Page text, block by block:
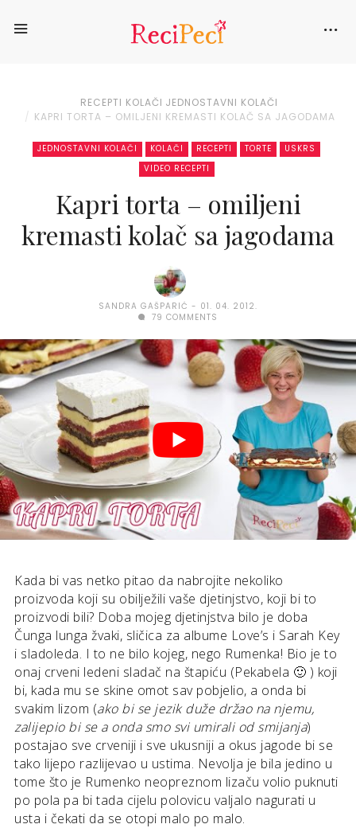
RECEPTI KOLAČI JEDNOSTAVNI KOLAČI
KAPRI TORTA – OMILJENI KREMASTI KOLAČ SA JAGODAMA
JEDNOSTAVNI KOLAČI KOLAČI RECEPTI TORTE
USKRS
VIDEO RECEPTI
Kapri torta – omiljeni
kremasti kolač sa jagodama
SANDRA GAŠPARIĆ
01. 04. 2012.
79 COMMENTS
Kada bi vas netko pitao da nabrojite nekoliko
proizvoda koji su obilježili vaše djetinjstvo, koji bi to
proizvodi bili? Doba mojeg djetinjstva bilo je doba
Čunga lunga žvaki, sličica za albume Love’s i Sarah Key
i sladoleda. I to ne bilo kojeg, nego Rumenka! Bio je to
onaj crveni ledeni sladač na štapiću (Pekabela 🙂 ) koji
bi, kada mu se skine omot sav pobjelio, a onda bi
svakim lizom (ako bi se jezik duže držao na njemu,
zalijepio bi se a onda smo svi umirali od smijanja)
postajao sve crveniji i sve ukusniji a okus jagode bi se
tako lijepo razlijevao u ustima. Nevolja je bila jedino u
tome što je Rumenko neopreznom lizaču volio puknuti
po pola pa bi tada cijelu polovicu valjalo nagurati u
usta i čekati da se otopi malo po malo.